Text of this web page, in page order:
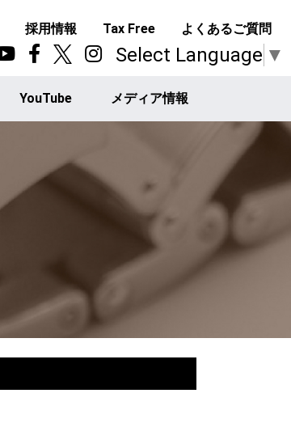
採用情報 Tax Free よくあるご質問
Select Language ▼
YouTube メディア情報